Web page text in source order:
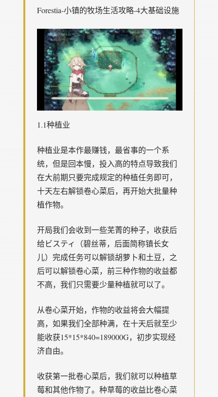
Forestia-小镇的牧场生活攻略-4大基础设施
1.1种植业
种植业是本作最赚钱，最省事的一个系
统，但是回本慢，投入高的特点导致我们
在大前期只要完成规定的种植任务即可，
十天左右解锁卷心菜后，再开始大批量种
植作物。
开局我们会收到一些芜菁的种子，收获后
给ビスティ（碧丝蒂，后面简称镇长女
儿）完成任务可以解锁胡萝卜和土豆，之
后可以解锁卷心菜，前三种作物的收益都
不高，我们只需要少量种植就可以了。
从卷心菜开始，作物的收益将会大幅提
高，如果我们全部种满，在十天后就至少
能收获15*15*840=189000G，初步实现经
济自由。
收获第一批卷心菜后，我们就可以种植草
莓和其他作物了。种草莓的收益比卷心菜